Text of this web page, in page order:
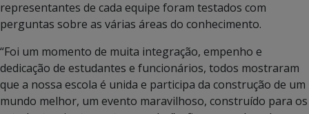
representantes de cada equipe foram testados com
perguntas sobre as várias áreas do conhecimento.
“Foi um momento de muita integração, empenho e
dedicação de estudantes e funcionários, todos mostraram
que a nossa escola é unida e participa da construção de um
mundo melhor, um evento maravilhoso, construído para os